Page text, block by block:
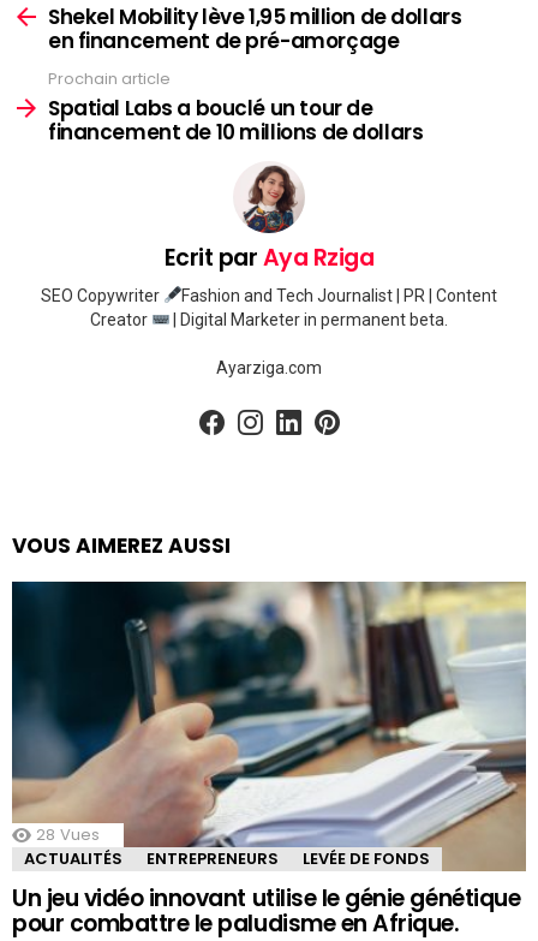
plus Shekel Mobility lève 1,95 million de dollars
en financement de pré-amorçage
Prochain article
Spatial Labs a bouclé un tour de
financement de 10 millions de dollars
Ecrit parAya Rziga
SEO Copywriter
Fashion and Tech Journalist | PR | Content
Creator
| Digital Marketer in permanent beta.
Ayarziga.com
VOUS AIMEREZ AUSSI
28 Vues
ACTUALITÉS
ENTREPRENEURS LEVÉE DE FONDS
Un jeu vidéo innovant utilise le génie génétique
pour combattre le paludisme en Afrique.